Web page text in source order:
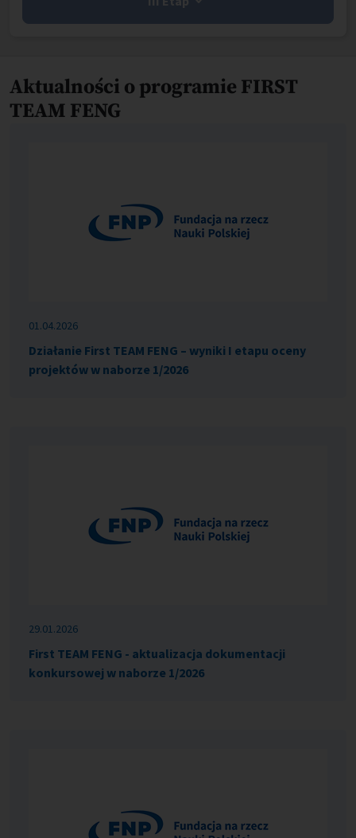
Aktualności o programie FIRST
TEAM FENG
01.04.2026
Działanie First TEAM FENG – wyniki I etapu oceny
projektów w naborze 1/2026
29.01.2026
First TEAM FENG - aktualizacja dokumentacji
konkursowej w naborze 1/2026